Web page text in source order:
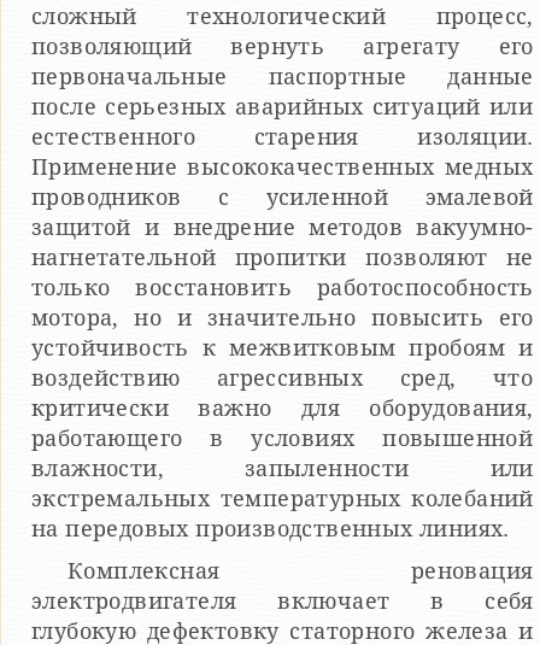
сложный технологический процесс,
позволяющий вернуть агрегату его
первоначальные паспортные данные
после серьезных аварийных ситуаций или
естественного старения изоляции.
Применение высококачественных медных
проводников с усиленной эмалевой
защитой и внедрение методов вакуумно-
нагнетательной пропитки позволяют не
только восстановить работоспособность
мотора, но и значительно повысить его
устойчивость к межвитковым пробоям и
воздействию агрессивных сред, что
критически важно для оборудования,
работающего в условиях повышенной
влажности, запыленности или
экстремальных температурных колебаний
на передовых производственных линиях.
Комплексная реновация
электродвигателя включает в себя
глубокую дефектовку статорного железа и